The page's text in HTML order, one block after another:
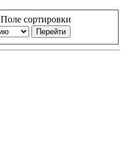
Поле сортировки